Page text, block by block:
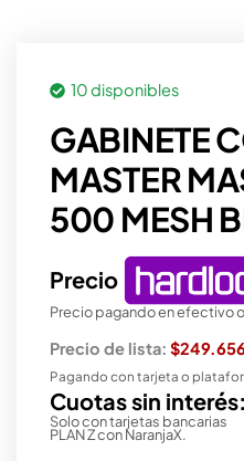
10 disponibles
GABINETE
MASTER
500 MESH
Precio
Precio pagando en efectivo
Precio de lista:
Pagando con tarjeta o
Cuotas sin interés:
Solo con tarjetas bancarias
PLAN Z con NaranjaX.